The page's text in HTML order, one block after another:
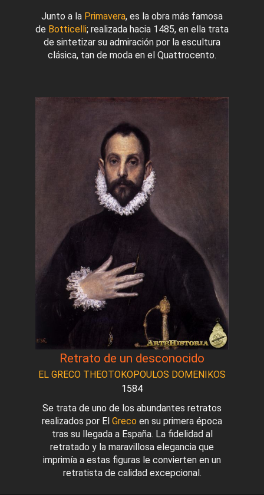
Junto a la Primavera, es la obra más famosa
de Botticelli; realizada hacia 1485, en ella trata
de sintetizar su admiración por la escultura
clásica, tan de moda en el Quattrocento.
Retrato de un desconocido
EL GRECO THEOTOKOPOULOS DOMENIKOS
1584
Se trata de uno de los abundantes retratos
realizados por El Greco en su primera época
tras su llegada a España. La fidelidad al
retratado y la maravillosa elegancia que
imprimía a estas figuras le convierten en un
retratista de calidad excepcional.